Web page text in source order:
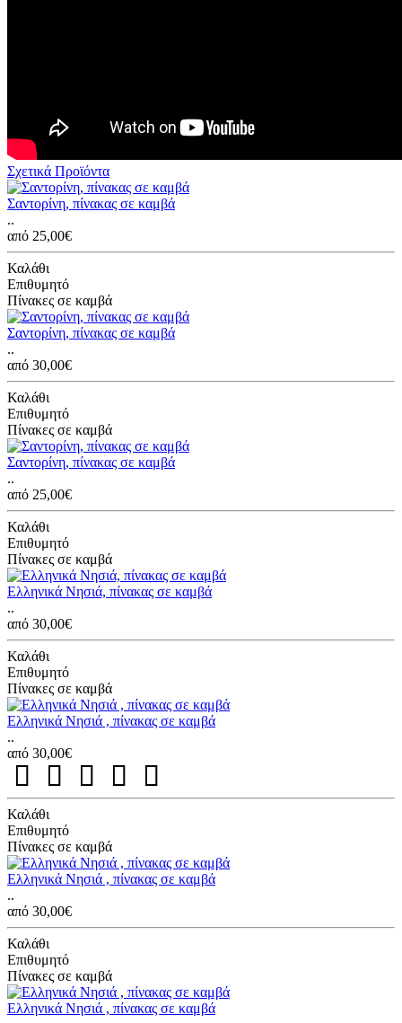
Σχετικά Προϊόντα
Σαντορίνη, πίνακας σε καμβά
..
από 25,00€
Καλάθι
Επιθυμητό
Πίνακες σε καμβά
Σαντορίνη, πίνακας σε καμβά
..
από 30,00€
Καλάθι
Επιθυμητό
Πίνακες σε καμβά
Σαντορίνη, πίνακας σε καμβά
..
από 25,00€
Καλάθι
Επιθυμητό
Πίνακες σε καμβά
Ελληνικά Νησιά, πίνακας σε καμβά
..
από 30,00€
Καλάθι
Επιθυμητό
Πίνακες σε καμβά
Ελληνικά Νησιά , πίνακας σε καμβά
..
από 30,00€
Καλάθι
Επιθυμητό
Πίνακες σε καμβά
Ελληνικά Νησιά , πίνακας σε καμβά
..
από 30,00€
Καλάθι
Επιθυμητό
Πίνακες σε καμβά
Ελληνικά Νησιά , πίνακας σε καμβά